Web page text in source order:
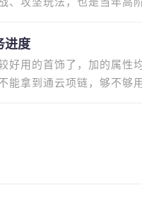
进度
好用的首饰了，加的属性
能拿到通云项链，够不